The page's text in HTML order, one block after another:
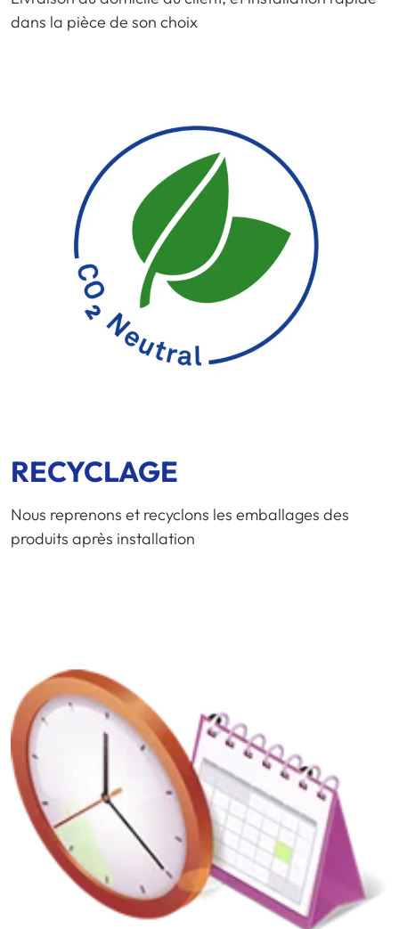
dans la pièce de son choix
RECYCLAGE
Nous reprenons et recyclons les emballages des
produits après installation